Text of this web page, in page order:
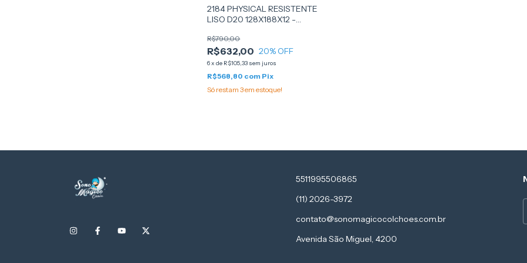
2184 PHYSICAL RESISTENTE
LISO D20 128X188X12 -
R$632,00
R$790,00
20% OFF
6xde R$105,33 sem juros
R$568,80 com Pix
Só restam3em estoque!
5511995506865
(11) 2026-3972
contato@sonomagicocolchoes.com.br
Avenida São Miguel, 4200